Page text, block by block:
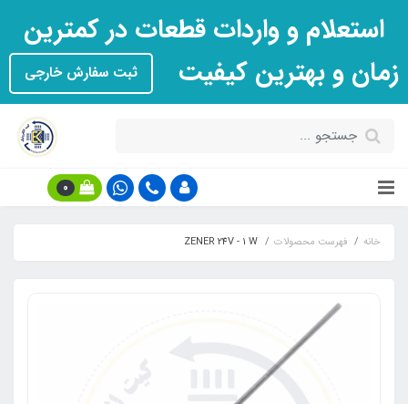
استعلام و واردات قطعات در کمترین
زمان و بهترین کیفیت
ثبت سفارش خارجی
0
خانه فهرست محصولات ZENER 24V - 1 W